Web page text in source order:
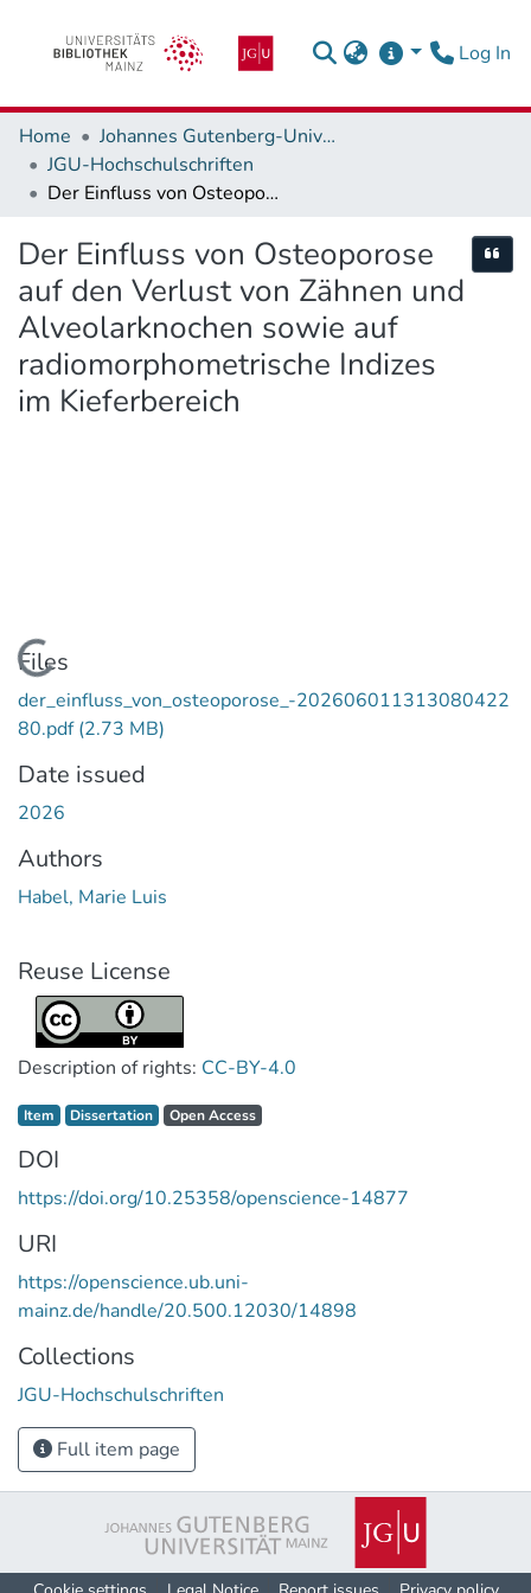
Log In
Home
Johannes Gutenberg-Universität Mainz
JGU-Hochschulschriften
Der Einfluss von Osteoporose auf den Verlust von Zähnen und Alveolarknochen sowie auf radiomorphometrische Indizes im Kieferbereich
Der Einfluss von Osteoporose
auf den Verlust von Zähnen und
Alveolarknochen sowie auf
radiomorphometrische Indizes
im Kieferbereich
Loading...
Files
der_einfluss_von_osteoporose_-202606011313080422
80.pdf(2.73 MB)
Date issued
2026
Authors
Habel, Marie Luis
Reuse License
Description of rights: CC-BY-4.0
Item type:
Item, Dissertation Access status:
Open Access,
DOI
https://doi.org/10.25358/openscience-14877
URI
https://openscience.ub.uni-
mainz.de/handle/20.500.12030/14898
Collections
JGU-Hochschulschriften
Full item page